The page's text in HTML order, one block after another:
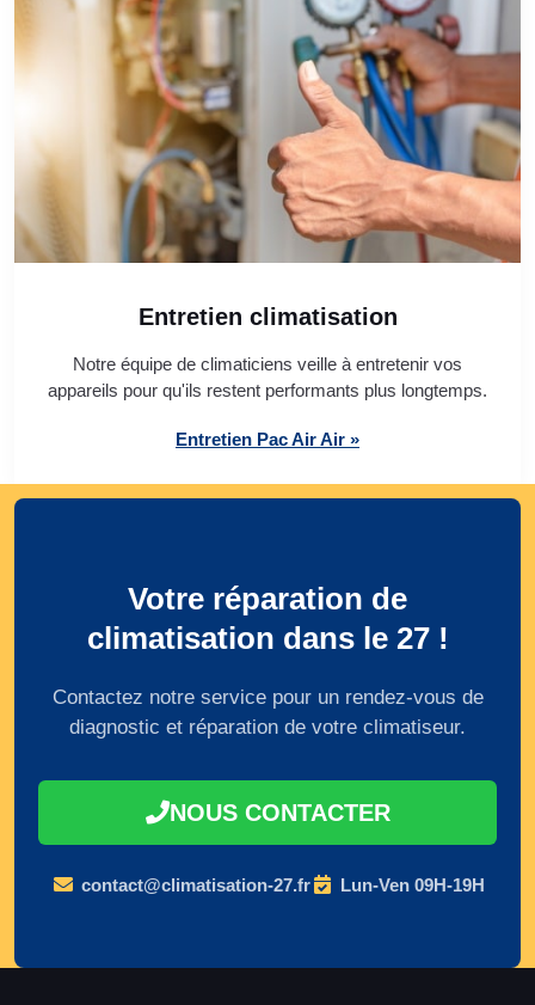
Entretien climatisation
Notre équipe de climaticiens veille à entretenir vos
appareils pour qu'ils restent performants plus longtemps.
Entretien Pac Air Air »
Votre réparation de
climatisation dans le 27 !
Contactez notre service pour un rendez-vous de
diagnostic et réparation de votre climatiseur.
NOUS CONTACTER
contact@climatisation-27.fr Lun-Ven 09H-19H